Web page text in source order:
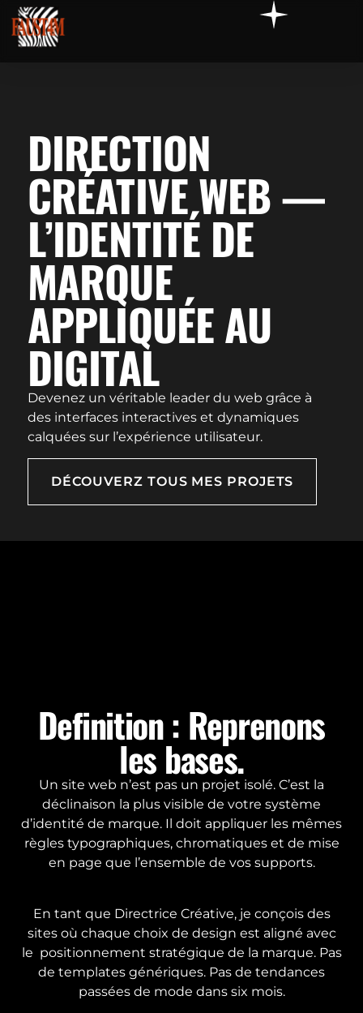
DIRECTION
CRÉATIVE WEB —
L’IDENTITÉ DE
MARQUE
APPLIQUÉE AU
DIGITAL
Devenez un véritable leader du web grâce à
des interfaces interactives et dynamiques
calquées sur l’expérience utilisateur.
DÉCOUVERZ TOUS MES PROJETS
Definition : Reprenons
les bases.
Un site web n’est pas un projet isolé. C’est la
déclinaison la plus visible de votre système
d’identité de marque. Il doit appliquer les mêmes
règles typographiques, chromatiques et de mise
en page que l’ensemble de vos supports.
En tant que Directrice Créative, je conçois des
sites où chaque choix de design est aligné avec
le positionnement stratégique de la marque. Pas
de templates génériques. Pas de tendances
passées de mode dans six mois.